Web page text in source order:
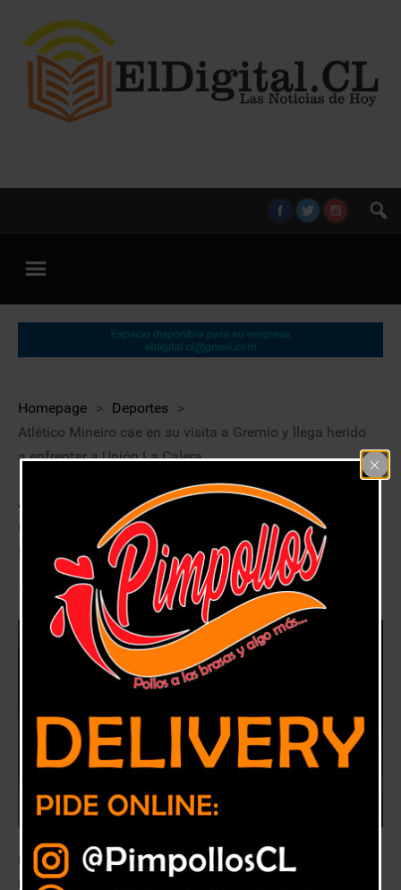
Homepage > Deportes >
Atlético Mineiro cae en su visita a Gremio y llega herido
a enfrentar a Unión La Calera
Atlético Mineiro cae en su visita a
Gremio y llega herido a enfrentar a
Unión La Calera
25 mayo, 2019 Deportes
El rival de Unión La Calera por Copa Sudamericana cayo derrotado en
Porto Alegre y se quedó en la segunda ubicación del Brasileriao.